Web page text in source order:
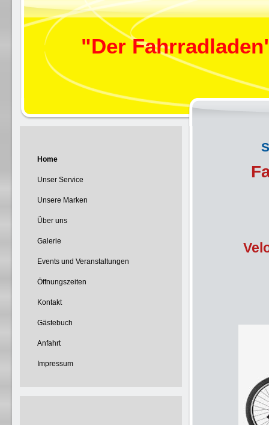
"Der
Home
Unser Service
Unsere Marken
Über uns
Galerie
Events und Veranstaltungen
Öffnungszeiten
Kontakt
Gästebuch
Anfahrt
Impressum